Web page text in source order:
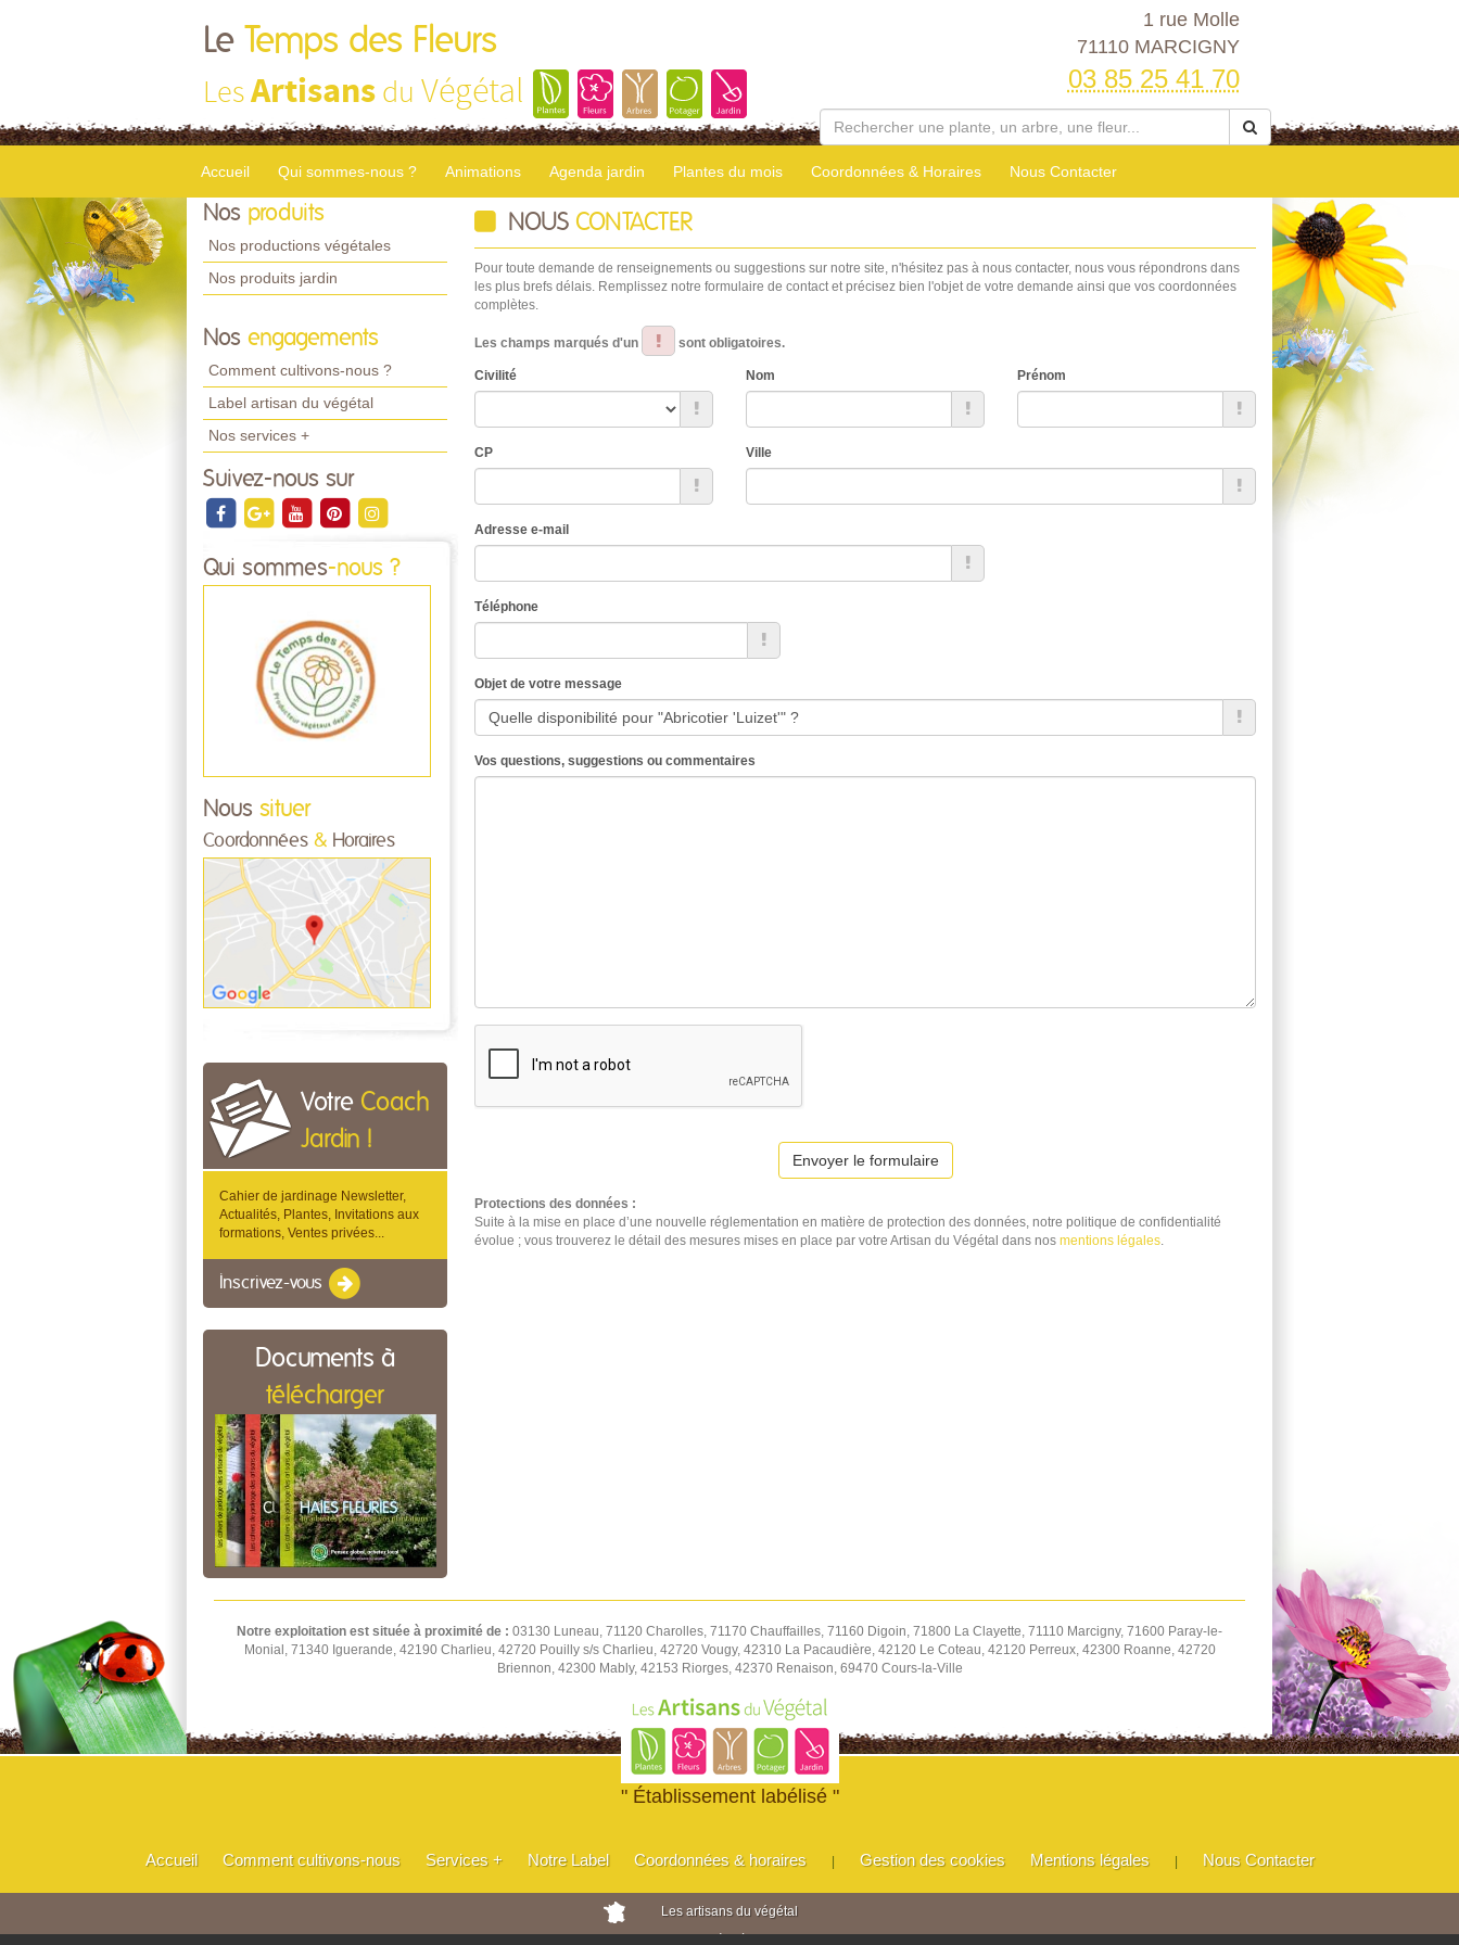
Le Temps des Fleurs
LesArtisans du Végétal
1 rue Molle
71110 MARCIGNY
03 85 25 41 70
Accueil Qui sommes-nous ? Animations Agenda jardin Plantes du mois Coordonnées & Horaires Nous Contacter
Nos produits
Nos productions végétales
Nos produits jardin
Nos engagements
Comment cultivons-nous ?
Label artisan du végétal
Nos services +
Suivez-nous sur
Qui sommes-nous ?
Nous situer
Coordonnées & Horaires
Votre Coach
Jardin !
Cahier de jardinage Newsletter,
Actualités, Plantes, Invitations aux
formations, Ventes privées...
Inscrivez-vous
Documents à
télécharger
NOUS CONTACTER
Pour toute demande de renseignements ou suggestions sur notre site, n'hésitez pas à nous contacter, nous vous répondrons dans
les plus brefs délais. Remplissez notre formulaire de contact et précisez bien l'objet de votre demande ainsi que vos coordonnées
complètes.
Les champs marqués d'un sont obligatoires.
Civilité Nom Prénom
CP Ville
Adresse e-mail
Téléphone
Objet de votre message
Vos questions, suggestions ou commentaires
Envoyer le formulaire
Protections des données :
Suite à la mise en place d’une nouvelle réglementation en matière de protection des données, notre politique de confidentialité
évolue ; vous trouverez le détail des mesures mises en place par votre Artisan du Végétal dans nos mentions légales.
Notre exploitation est située à proximité de : 03130 Luneau, 71120 Charolles, 71170 Chauffailles, 71160 Digoin, 71800 La Clayette, 71110 Marcigny, 71600 Paray-le-
Monial, 71340 Iguerande, 42190 Charlieu, 42720 Pouilly s/s Charlieu, 42720 Vougy, 42310 La Pacaudière, 42120 Le Coteau, 42120 Perreux, 42300 Roanne, 42720
Briennon, 42300 Mably, 42153 Riorges, 42370 Renaison, 69470 Cours-la-Ville
" Établissement labélisé "
Accueil Comment cultivons-nous Services + Notre Label Coordonnées & horaires Gestion des cookies Mentions légales Nous Contacter
Les artisans du végétal